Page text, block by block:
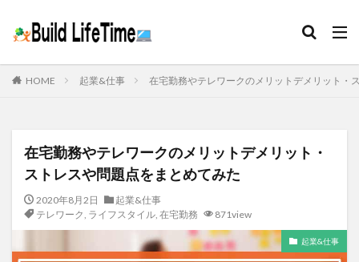
HOME 起業&仕事 在宅勤務やテレワークのメリットデメリット・
在宅勤務やテレワークのメリットデメリット・
ストレスや問題点をまとめてみた
2020年8月2日
起業&仕事
テレワーク, ライフスタイル, 在宅勤務 871view
起業&仕事